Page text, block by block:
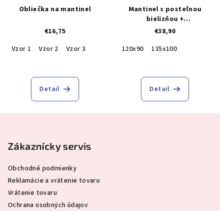
Obliečka na mantinel
€16,75
Vzor 1
Vzor 2 Vzor 3
Detail
Mantinel s posteľnou
bielizňou +
rýchlozavinovačka ZDARMA
€38,90
120x90
135x100
Detail
Zákaznícky servis
Obchodné podmienky
Reklamácie a vrátenie tovaru
Vrátenie tovaru
Ochrana osobných údajov